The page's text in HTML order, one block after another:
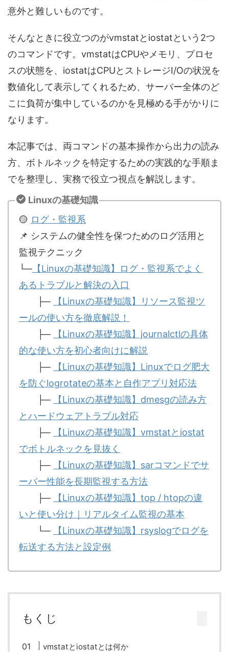
意外と難しいものです。
そんなときに役立つのがvmstatとiostatという2つ
のコマンドです。vmstatはCPUやメモリ、プロセ
スの状態を、iostatはCPUとストレージI/Oの状況を
数値化して表示してくれるため、サーバー全体のど
こに負荷が集中しているのかを見極める手がかりに
なります。
本記事では、両コマンドの基本操作から出力の読み
方、ボトルネックを特定するための実践的な手順ま
でを整理し、実務で役立つ視点を解説します。
Linuxの基礎知識
🟡 ログ・監視系
📌 システムの健全性を保つためのログ活用と
監視テクニック
└─ 【Linuxの基礎知識】ログ・監視系でよく
あるトラブルと解決の入口
├─
【Linuxの基礎知識】リソース監視ツ
ールの使い方を徹底解説！
├─
【Linuxの基礎知識】journalctlの具体
的な使い方を初心者向けに解説
├─
【Linuxの基礎知識】Linuxでログ肥大
を防ぐlogrotateの基本と自作アプリ対応法
├─
【Linuxの基礎知識】dmesgの読み方
とハードウェアトラブル対応
├─
【Linuxの基礎知識】vmstatとiostat
でボトルネックを見抜く
├─
【Linuxの基礎知識】sarコマンドでサ
ーバー性能を長期監視する方法
├─
【Linuxの基礎知識】top / htopの違
いと使い分け｜リアルタイム監視の基本
└─
【Linuxの基礎知識】rsyslogでログを
転送する方法と設定例
もくじ
vmstatとiostatとは何か